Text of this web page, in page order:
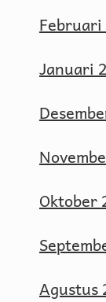
Januari
Oktober
Agustus